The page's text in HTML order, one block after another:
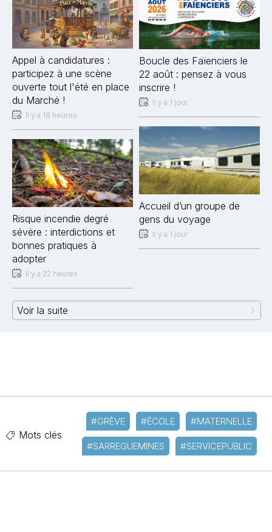
Appel à candidatures :
participez à une scène
ouverte tout l'été en place
du Marché !
Il y a 18 heures
Risque incendie degré
sévère : interdictions et
bonnes pratiques à
adopter
Il y a 22 heures
Boucle des Faïenciers le
22 août : pensez à vous
inscrire !
Il y a 1 jour
Accueil d’un groupe de
gens du voyage
Il y a 1 jour
Voir la suite
Mots clés
#GRÈVE #ÉCOLE #MATERNELLE
#SARREGUEMINES #SERVICEPUBLIC